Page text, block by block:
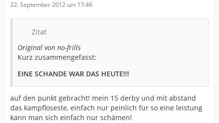
22. September 2012 um 17:46
Zitat
Original von no-frills
Kurz zusammengefasst:
EINE SCHANDE WAR DAS HEUTE!!!
auf den punkt gebracht! mein 15 derby und mit abstand
das kampfloseste, einfach nur peinlich für so eine leistung
kann man sich einfach nur schämen!